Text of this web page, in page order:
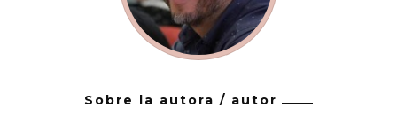
Sobre la autora / autor